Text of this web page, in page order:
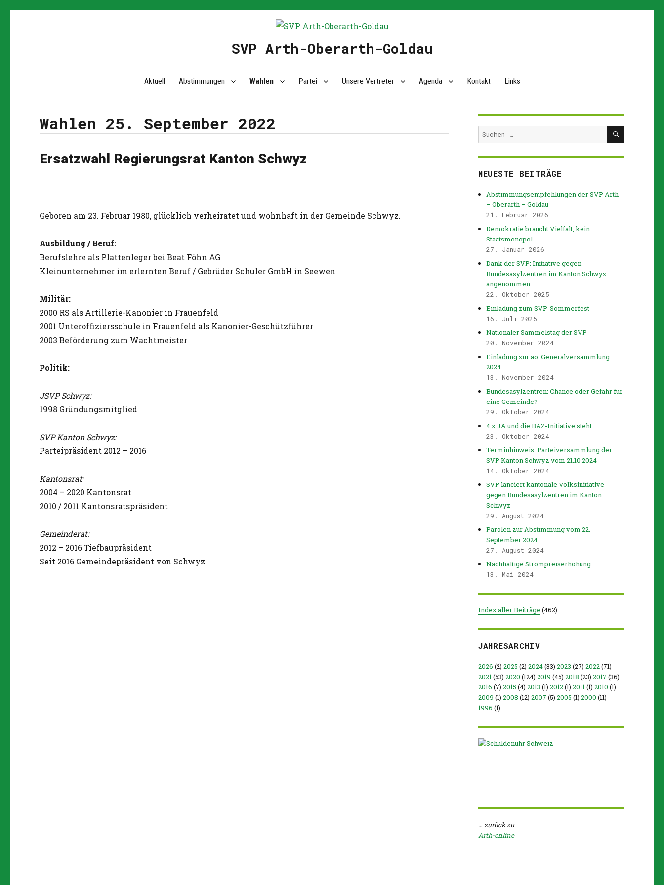
SVP Arth-Oberarth-Goldau
Aktuell Abstimmungen Wahlen Partei Unsere Vertreter Agenda Kontakt Links
Wahlen 25. September 2022
Ersatzwahl Regierungsrat Kanton Schwyz
Geboren am 23. Februar 1980, glücklich verheiratet und wohnhaft in der Gemeinde Schwyz.
Ausbildung / Beruf:
Berufslehre als Plattenleger bei Beat Föhn AG
Kleinunternehmer im erlernten Beruf / Gebrüder Schuler GmbH in Seewen
Militär:
2000 RS als Artillerie-Kanonier in Frauenfeld
2001 Unteroffiziersschule in Frauenfeld als Kanonier-Geschützführer
2003 Beförderung zum Wachtmeister
Politik:
JSVP Schwyz:
1998 Gründungsmitglied
SVP Kanton Schwyz:
Parteipräsident 2012 – 2016
Kantonsrat:
2004 – 2020 Kantonsrat
2010 / 2011 Kantonsratspräsident
Gemeinderat:
2012 – 2016 Tiefbaupräsident
Seit 2016 Gemeindepräsident von Schwyz
Suchen
nach:
SUCHEN
NEUESTE BEITRÄGE
Abstimmungsempfehlungen der SVP Arth
– Oberarth – Goldau
21. Februar 2026
Demokratie braucht Vielfalt, kein
Staatsmonopol
27. Januar 2026
Dank der SVP: Initiative gegen
Bundesasylzentren im Kanton Schwyz
angenommen
22. Oktober 2025
Einladung zum SVP-Sommerfest
16. Juli 2025
Nationaler Sammelstag der SVP
20. November 2024
Einladung zur ao. Generalversammlung
2024
13. November 2024
Bundesasylzentren: Chance oder Gefahr für
eine Gemeinde?
29. Oktober 2024
4 x JA und die BAZ-Initiative steht
23. Oktober 2024
Terminhinweis: Parteiversammlung der
SVP Kanton Schwyz vom 21.10.2024
14. Oktober 2024
SVP lanciert kantonale Volksinitiative
gegen Bundesasylzentren im Kanton
Schwyz
29. August 2024
Parolen zur Abstimmung vom 22.
September 2024
27. August 2024
Nachhaltige Strompreiserhöhung
13. Mai 2024
Index aller Beiträge (462)
JAHRESARCHIV
2026 (2) 2025 (2) 2024(33) 2023 (27) 2022(71)
2021(53) 2020 (124) 2019 (45) 2018 (23) 2017 (36)
2016 (7) 2015 (4) 2013 (1) 2012(1) 2011(1) 2010 (1)
2009 (1) 2008 (12) 2007 (5) 2005 (1) 2000 (11)
1996 (1)
… zurück zu
Arth-online